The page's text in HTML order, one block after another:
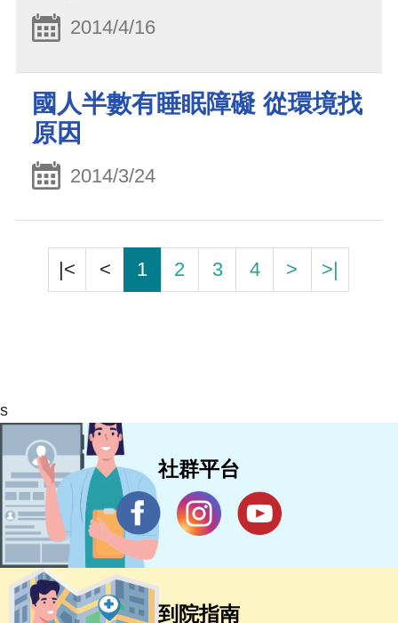
2014/4/16
國人半數有睡眠障礙 從環境找
原因
2014/3/24
|< < 1 2 3 4 > >|
s
社群平台
到院指南